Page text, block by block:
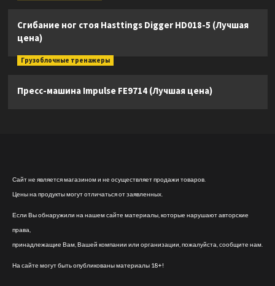
Сгибание ног стоя Hasttings Digger HD018-5 (Лучшая
цена)
Грузоблочные тренажеры
Пресс-машина Impulse FE9714 (Лучшая цена)
Сайт не является магазином и не осуществляет продажи товаров.
Цены на продукты могут отличаться от заявленных.
Если Вы обнаружили на нашем сайте материалы, которые нарушают авторские
права,
принадлежащие Вам, Вашей компании или организации, пожалуйста, сообщите нам.
На сайте могут быть опубликованы материалы 18+!